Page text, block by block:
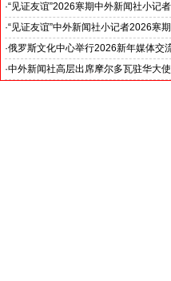
下：“希望斯中两国青少年成为推动中
·“见证友谊”2026寒期中外新闻社小记
们将来成为印尼和中国文化交流的使者”
·“见证友谊”中外新闻社小记者2026寒
就是中国未来的新闻发言人”
·俄罗斯文化中心举行2026新年媒体交
·中外新闻社高层出席摩尔多瓦驻华大